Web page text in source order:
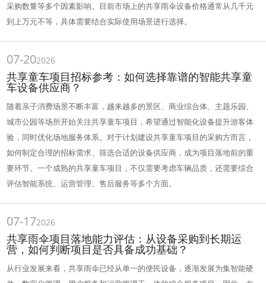
采购数量等多个因素影响。目前市场上的共享雨伞设备价格通常从几千元
到上万元不等，具体需要结合实际使用场景进行选择。
07-202026
共享童车项目招标参考：如何选择靠谱的智能共享童
车设备供应商？
随着亲子消费场景不断丰富，越来越多的景区、商业综合体、主题乐园、
城市公园等场所开始关注共享童车项目，希望通过智能化设备提升游客体
验，同时优化场地服务体系。对于计划建设共享童车项目的采购方而言，
如何制定合理的招标需求、筛选合适的设备供应商，成为项目落地前的重
要环节。一个成熟的共享童车项目，不仅需要考虑车辆品质，还需要综合
评估智能系统、运营管理、售后服务等多个方面。
07-172026
共享雨伞项目落地能力评估：从设备采购到长期运
营，如何判断项目是否具备成功基础？
从行业发展来看，共享雨伞已经从单一的便民设备，逐渐发展为集智能硬